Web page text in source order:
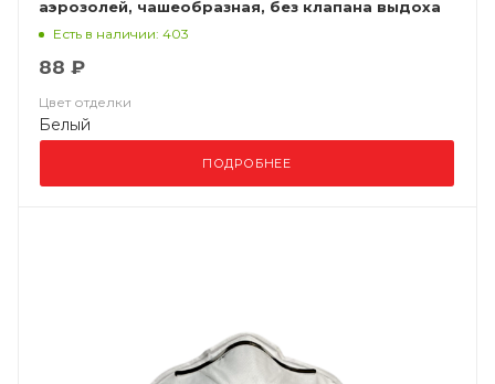
аэрозолей, чашеобразная, без клапана выдоха
ВМ 8102 FFP2 NR D
Есть в наличии: 403
88 ₽
Цвет отделки
Белый
ПОДРОБНЕЕ